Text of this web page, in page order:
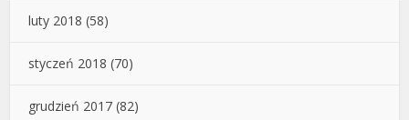
luty 2018 (58)
styczeń 2018 (70)
grudzień 2017 (82)